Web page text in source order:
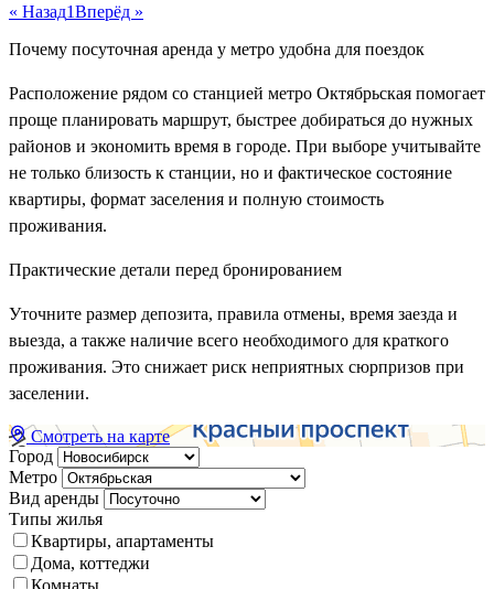
« Назад1Вперёд »
Почему посуточная аренда у метро удобна для поездок
Расположение рядом со станцией метро Октябрьская помогает
проще планировать маршрут, быстрее добираться до нужных
районов и экономить время в городе. При выборе учитывайте
не только близость к станции, но и фактическое состояние
квартиры, формат заселения и полную стоимость
проживания.
Практические детали перед бронированием
Уточните размер депозита, правила отмены, время заезда и
выезда, а также наличие всего необходимого для краткого
проживания. Это снижает риск неприятных сюрпризов при
заселении.
Смотреть на карте
Город
Метро
Вид аренды
Типы жилья
Квартиры, апартаменты
Дома, коттеджи